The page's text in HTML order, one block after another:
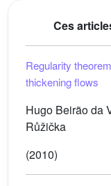
Ces
Regularity
thickening flows
Hugo Beirão da
Růžička
(2010)